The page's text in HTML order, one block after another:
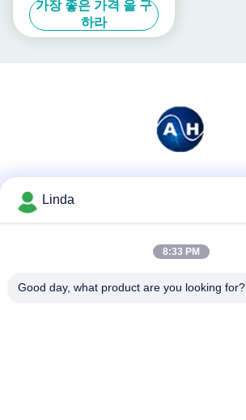
가장 좋은 가격 을 구
하라
전화
Linda
8:33 PM
Good day, what product are you looking for?